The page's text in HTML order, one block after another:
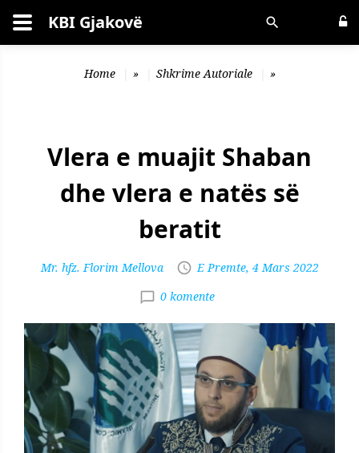
Kërko KBI Gjakovë
Home » Shkrime Autoriale »
Vlera e muajit Shaban
dhe vlera e natës së
beratit
Mr. hfz. Florim Mellova
E Premte, 4 Mars 2022
0 komente